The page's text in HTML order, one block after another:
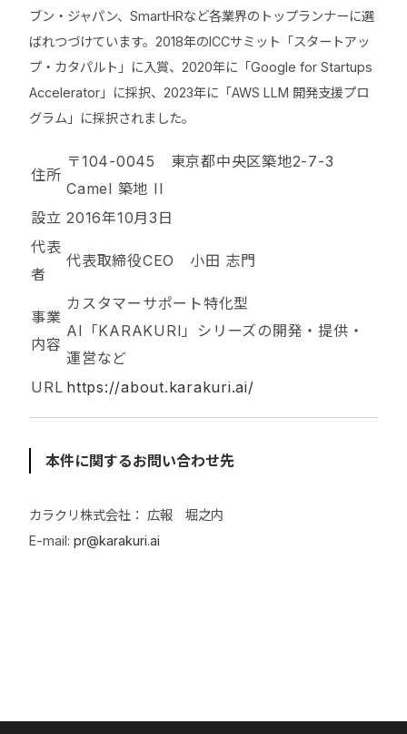
ブン・ジャパン、SmartHRなど各業界のトップランナーに選
ばれつづけています。2018年のICCサミット「スタートアッ
プ・カタパルト」に入賞、2020年に「Google for Startups
Accelerator」に採択、2023年に「AWS LLM 開発支援プロ
グラム」に採択されました。
住所
〒104-0045 東京都中央区築地2-7-3
Camel 築地 II
設立 2016年10月3日
代表
者
代表取締役CEO 小田 志門
事業
内容
カスタマーサポート特化型
AI「KARAKURI」シリーズの開発・提供・
運営など
URL https://about.karakuri.ai/
本件に関するお問い合わせ先
カラクリ株式会社： 広報 堀之内
E-mail: pr@karakuri.ai